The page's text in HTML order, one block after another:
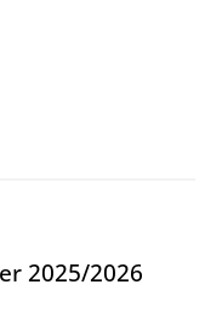
2025/2026